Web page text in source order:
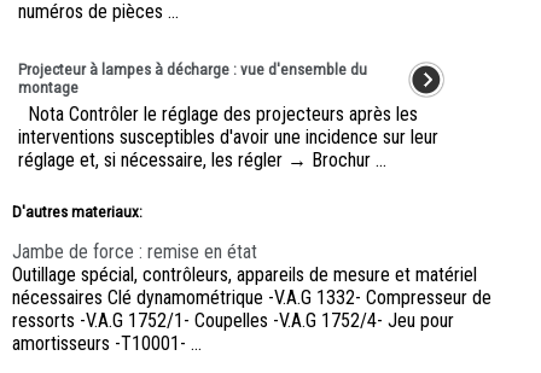
numéros de pièces ...
Projecteur à lampes à décharge : vue d'ensemble du
montage
Nota Contrôler le réglage des projecteurs après les
interventions susceptibles d'avoir une incidence sur leur
réglage et, si nécessaire, les régler → Brochur ...
D'autres materiaux:
Jambe de force : remise en état
Outillage spécial, contrôleurs, appareils de mesure et matériel
nécessaires Clé dynamométrique -V.A.G 1332- Compresseur de
ressorts -V.A.G 1752/1- Coupelles -V.A.G 1752/4- Jeu pour
amortisseurs -T10001- ...